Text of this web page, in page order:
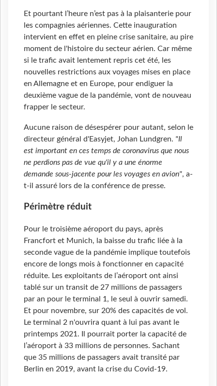
Et pourtant l’heure n’est pas à la plaisanterie pour
les compagnies aériennes. Cette inauguration
intervient en effet en pleine crise sanitaire, au pire
moment de l'histoire du secteur aérien. Car même
si le trafic avait lentement repris cet été, les
nouvelles restrictions aux voyages mises en place
en Allemagne et en Europe, pour endiguer la
deuxième vague de la pandémie, vont de nouveau
frapper le secteur.
Aucune raison de désespérer pour autant, selon le
directeur général d'Easyjet, Johan Lundgren. "Il
est important en ces temps de coronavirus que nous
ne perdions pas de vue qu'il y a une énorme
demande sous-jacente pour les voyages en avion", a-
t-il assuré lors de la conférence de presse.
Périmètre réduit
Pour le troisième aéroport du pays, après
Francfort et Munich, la baisse du trafic liée à la
seconde vague de la pandémie implique toutefois
encore de longs mois à fonctionner en capacité
réduite. Les exploitants de l’aéroport ont ainsi
tablé sur un transit de 27 millions de passagers
par an pour le terminal 1, le seul à ouvrir samedi.
Et pour novembre, sur 20% des capacités de vol.
Le terminal 2 n'ouvrira quant à lui pas avant le
printemps 2021. Il pourrait porter la capacité de
l’aéroport à 33 millions de personnes. Sachant
que 35 millions de passagers avait transité par
Berlin en 2019, avant la crise du Covid-19.